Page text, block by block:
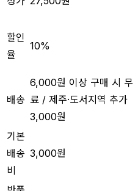
할인
율
10%
배송
6,000원 이상 구매 시 무
료 / 제주·도서지역 추가
3,000원
기본
배송
비
3,000원